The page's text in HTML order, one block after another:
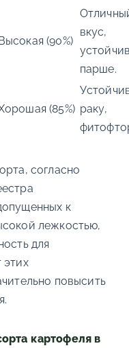
Высокая (90%)
вкус,
парше.
(85%) раку,
согласно
к
лежкостью,
для
этих
повысить
картофеля в